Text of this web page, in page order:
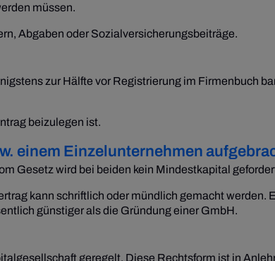
müssen.
Abgaben oder Sozialversicherungsbeiträge.
zur Hälfte vor Registrierung im Firmenbuch
beizulegen ist.
einem Einzelunternehmen
Gesetz wird bei beiden kein Mindestkapital
kann schriftlich oder mündlich gemacht werden.
günstiger als die Gründung einer GmbH.
geregelt. Diese Rechtsform ist in